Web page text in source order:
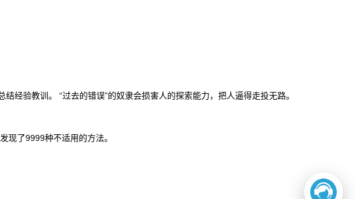
经验教训。 “过去的错误”的奴隶会损害人的探索能力，把人逼得走投无路。
现了9999种不适用的方法。